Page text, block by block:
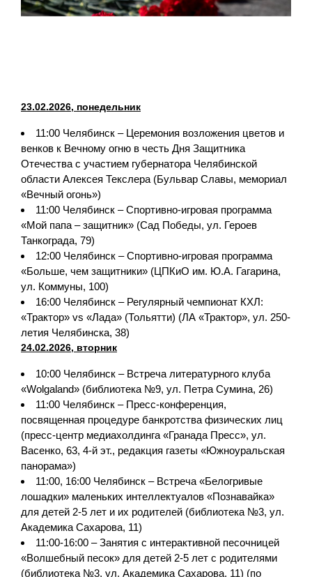
23.02.2026, понедельник
11:00 Челябинск – Церемония возложения цветов и
венков к Вечному огню в честь Дня Защитника
Отечества с участием губернатора Челябинской
области Алексея Текслера (Бульвар Славы, мемориал
«Вечный огонь»)
11:00 Челябинск – Спортивно-игровая программа
«Мой папа – защитник» (Сад Победы, ул. Героев
Танкограда, 79)
12:00 Челябинск – Спортивно-игровая программа
«Больше, чем защитники» (ЦПКиО им. Ю.А. Гагарина,
ул. Коммуны, 100)
16:00 Челябинск – Регулярный чемпионат КХЛ:
«Трактор» vs «Лада» (Тольятти) (ЛА «Трактор», ул. 250-
летия Челябинска, 38)
24.02.2026, вторник
10:00 Челябинск – Встреча литературного клуба
«Wolgaland» (библиотека №9, ул. Петра Сумина, 26)
11:00 Челябинск – Пресс-конференция,
посвященная процедуре банкротства физических лиц
(пресс-центр медиахолдинга «Гранада Пресс», ул.
Васенко, 63, 4-й эт., редакция газеты «Южноуральская
панорама»)
11:00, 16:00 Челябинск – Встреча «Белогривые
лошадки» маленьких интеллектуалов «Познавайка»
для детей 2-5 лет и их родителей (библиотека №3, ул.
Академика Сахарова, 11)
11:00-16:00 – Занятия с интерактивной песочницей
«Волшебный песок» для детей 2-5 лет с родителями
(библиотека №3, ул. Академика Сахарова, 11) (по